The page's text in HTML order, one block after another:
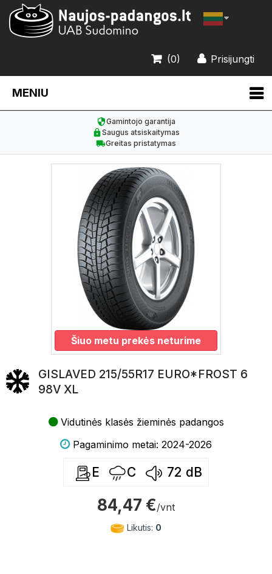
Prisijungti
(0)
MENIU
Gamintojo garantija
Saugus atsiskaitymas
Greitas pristatymas
Šiuo metu prekės neturime
GISLAVED 215/55R17 EURO*FROST 6
98V XL
Vidutinės klasės žieminės padangos
Pagaminimo metai: 2024-2026
E C 72 dB
84,47 €/vnt
Likutis: 0